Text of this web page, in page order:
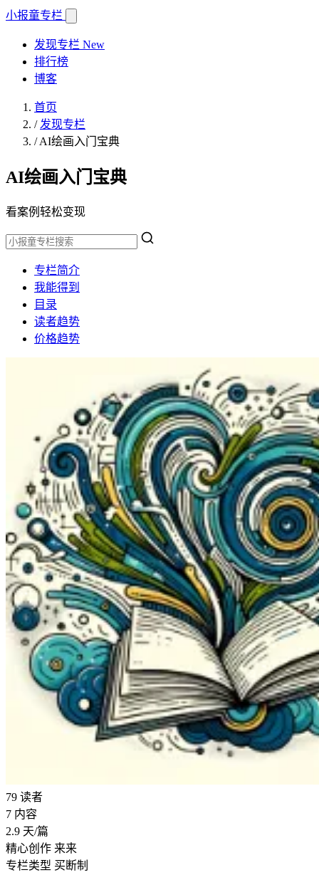
小报童专栏
发现专栏 New
排行榜
博客
首页
/ 发现专栏
/AI绘画入门宝典
AI绘画入门宝典
看案例轻松变现
专栏简介
我能得到
目录
读者趋势
价格趋势
79 读者
7 内容
2.9 天/篇
精心创作 来来
专栏类型 买断制